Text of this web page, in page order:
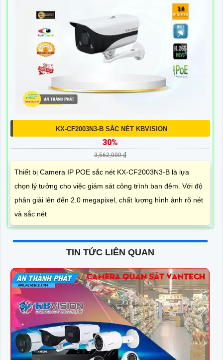
KX-CF2003N3-B SẮC NÉT KBVISION
30%
3,562,000 ₫
Thiết bị Camera IP POE sắc nét KX-CF2003N3-B là lựa
chọn lý tưởng cho việc giám sát công trình ban đêm. Với độ
phân giải lên đến 2.0 megapixel, chất lượng hình ảnh rõ nét
và sắc nét
TIN TỨC LIÊN QUAN